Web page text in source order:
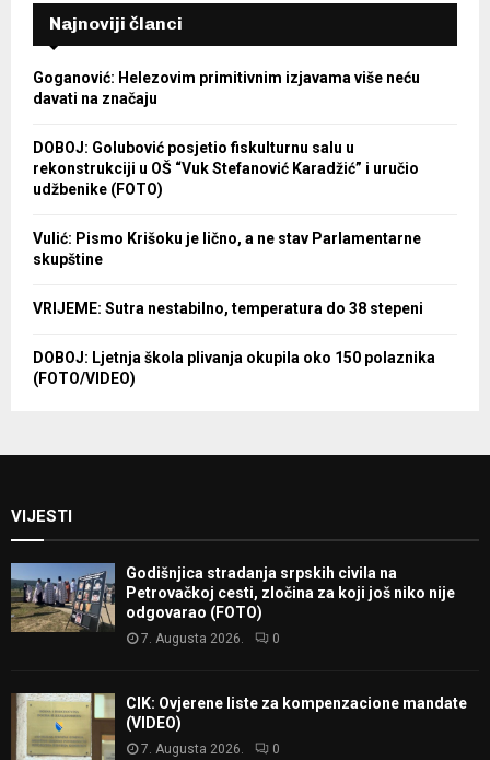
Najnoviji članci
Goganović: Helezovim primitivnim izjavama više neću
davati na značaju
DOBOJ: Golubović posjetio fiskulturnu salu u
rekonstrukciji u OŠ “Vuk Stefanović Karadžić” i uručio
udžbenike (FOTO)
Vulić: Pismo Krišoku je lično, a ne stav Parlamentarne
skupštine
VRIJEME: Sutra nestabilno, temperatura do 38 stepeni
DOBOJ: Ljetnja škola plivanja okupila oko 150 polaznika
(FOTO/VIDEO)
VIJESTI
Godišnjica stradanja srpskih civila na
Petrovačkoj cesti, zločina za koji još niko nije
odgovarao (FOTO)
7. Augusta 2026. 0
CIK: Ovjerene liste za kompenzacione mandate
(VIDEO)
7. Augusta 2026. 0